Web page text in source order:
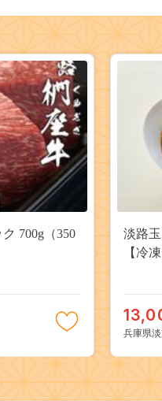
700g（350
淡路
【冷
兵庫県